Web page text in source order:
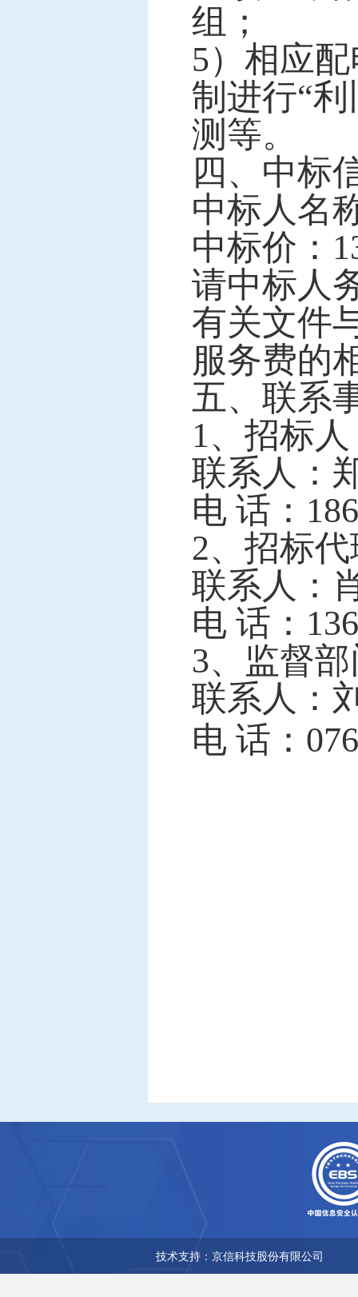
组；
5）相应
制进行“
测等。
四、中标
中标人名
中标价：
请中标人
有关文件
服务费的
五、联系
1、招标
联系人：
电 话：
2、招标
联系人：
电 话：
3、监督
联系人：
电 话：
技术支持：京信科技股份有限公司